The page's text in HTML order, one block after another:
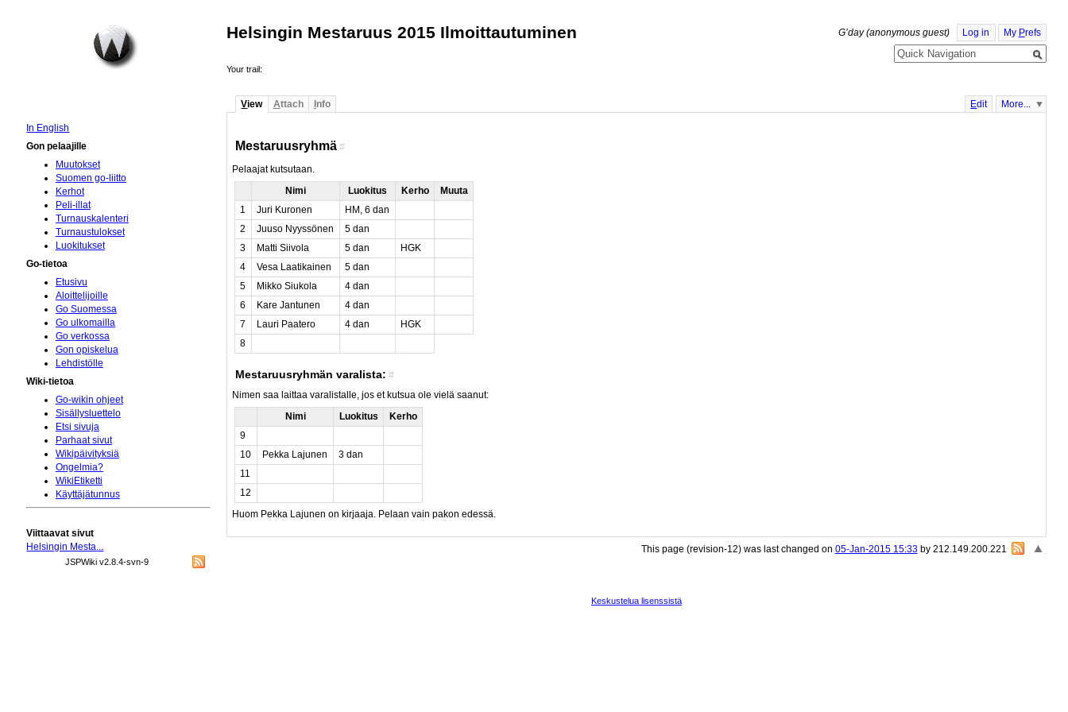
G’day (anonymous guest) Log in My Prefs
Helsingin Mestaruus 2015 Ilmoittautuminen
Your trail:
Edit More...
View Attach Info
Mestaruusryhmä #
Pelaajat kutsutaan.
Nimi
Luokitus Kerho
Muuta
1
Juri Kuronen
HM, 6 dan
2
Juuso Nyyssönen
5 dan
3
Matti Siivola 5 dan
HGK
4
Vesa Laatikainen
5 dan
5
Mikko Siukola
4 dan
6
Kare Jantunen
4 dan
7
Lauri Paatero 4 dan
HGK
8
Mestaruusryhmän varalista: #
Nimen saa laittaa varalistalle, jos et kutsua ole vielä saanut:
Nimi
Luokitus
Kerho
9
10
Pekka Lajunen
3 dan
11
12
Huom Pekka Lajunen on kirjaaja. Pelaan vain pakon edessä.
This page (revision-12) was last changed on 05-Jan-2015 15:33by 212.149.200.221
In English
Gon pelaajille
Muutokset
Suomen go-liitto
Kerhot
Peli-illat
Turnauskalenteri
Turnaustulokset
Luokitukset
Go-tietoa
Etusivu
Aloittelijoille
Go Suomessa
Go ulkomailla
Go verkossa
Gon opiskelua
Lehdistölle
Wiki-tietoa
Go-wikin ohjeet
Sisällysluettelo
Etsi sivuja
Parhaat sivut
Wikipäivityksiä
Ongelmia?
WikiEtiketti
Käyttäjätunnus
Viittaavat sivut
Helsingin Mesta...
JSPWiki v2.8.4-svn-9
Keskustelua lisenssistä